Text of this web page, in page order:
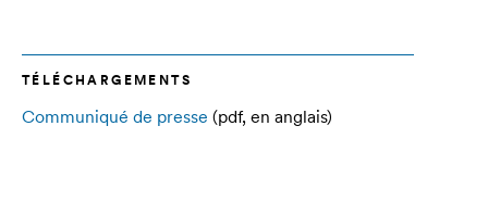
TÉLÉCHARGEMENTS
Communiqué de presse (pdf, en anglais)